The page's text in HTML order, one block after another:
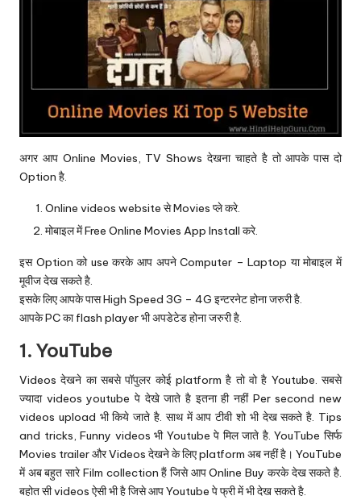
अगर आप Online Movies, TV Shows देखना चाहते है तो आपके पास दो
Option है.
Online videos website से Movies प्ले करे.
मोबाइल में Free Online Movies App Install करे.
इस Option को use करके आप अपने Computer – Laptop या मोबाइल में
मूवीज देख सकते है.
इसके लिए आपके पास High Speed 3G – 4G इन्टरनेट होना जरुरी है.
आपके PC का flash player भी अपडेटेड होना जरुरी है.
1. YouTube
Videos देखने का सबसे पॉपुलर कोई platform है तो वो है Youtube. सबसे
ज्यादा videos youtube पे देखे जाते है इतना ही नहीं Per second new
videos upload भी किये जाते है. साथ में आप टीवी शो भी देख सकते है. Tips
and tricks, Funny videos भी Youtube पे मिल जाते है. YouTube सिर्फ
Movies trailer और Videos देखने के लिए platform अब नहीं है। YouTube
में अब बहुत सारे Film collection हैं जिसे आप Online Buy करके देख सकते है.
बहोत सी videos ऐसी भी है जिसे आप Youtube पे फ्री में भी देख सकते है.